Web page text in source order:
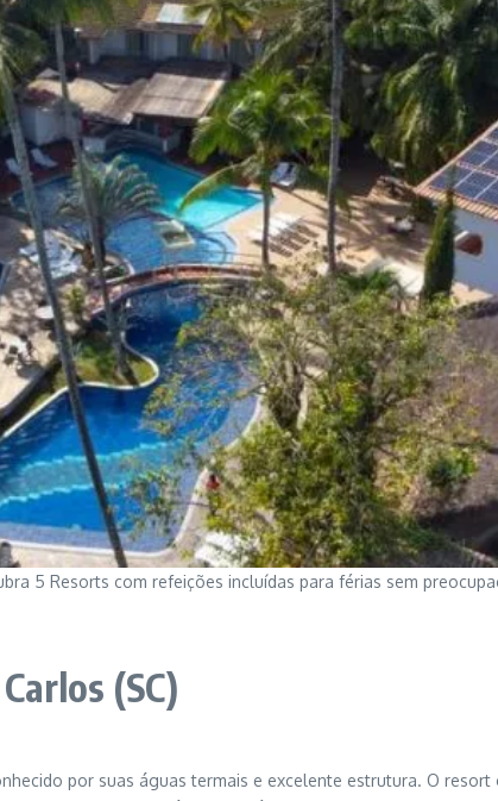
5 Resorts com refeições incluídas para férias sem
(SC)
por suas águas termais e excelente estrutura. O